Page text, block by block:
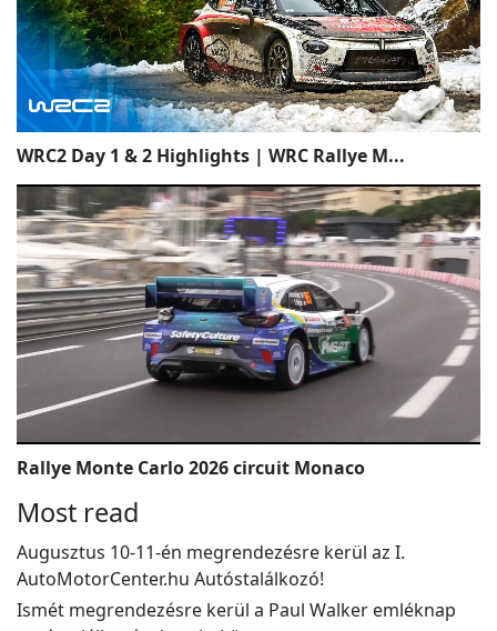
WRC2 Day 1 & 2 Highlights | WRC Rallye M...
Rallye Monte Carlo 2026 circuit Monaco
Most read
Augusztus 10-11-én megrendezésre kerül az I.
AutoMotorCenter.hu Autóstalálkozó!
Ismét megrendezésre kerül a Paul Walker emléknap